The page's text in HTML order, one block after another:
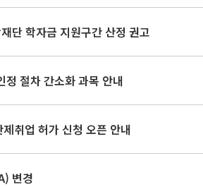
단 학자금 지원구간 산정 권고
정 절차 간소화 과목 안내
취업 허가 신청 오픈 안내
변경